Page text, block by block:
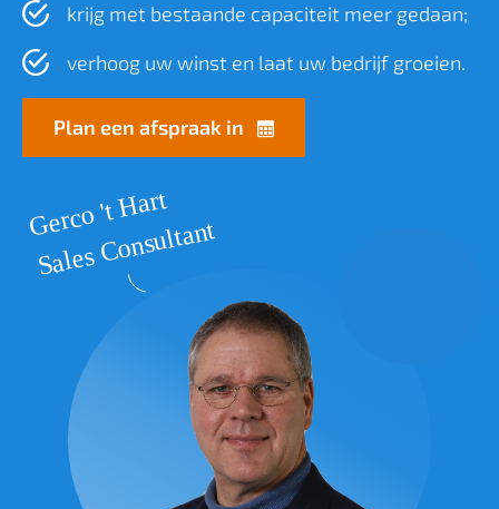
krijg met bestaande capaciteit meer gedaan;
verhoog uw winst en laat uw bedrijf groeien.
Plan een afspraak in
Gerco 't Hart
Sales Consultant